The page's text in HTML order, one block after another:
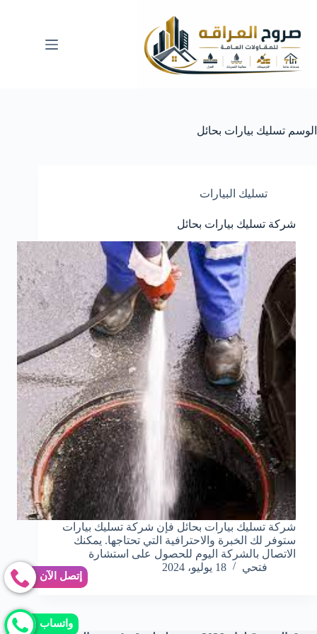
المحتوى
الوسم تسليك بيارات بحائل
تسليك البيارات
شركة تسليك بيارات بحائل
شركة تسليك بيارات بحائل فإن شركة تسليك بيارات
ستوفر لك الخبرة والاحترافية التي تحتاجها. يمكنك
الاتصال بالشركة اليوم للحصول على استشارة
فتحي
18 يوليو، 2024
إتصل الآن
واتساب